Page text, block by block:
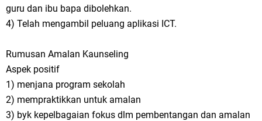
guru dan ibu bapa dibolehkan.
4) Telah mengambil peluang aplikasi ICT.
Rumusan Amalan Kaunseling
Aspek positif
1) menjana program sekolah
2) mempraktikkan untuk amalan
3) byk kepelbagaian fokus dlm pembentangan dan amalan